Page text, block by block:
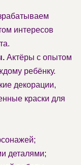
интересов
Актёры с опытом
ребёнку.
декорации,
краски для
деталями;